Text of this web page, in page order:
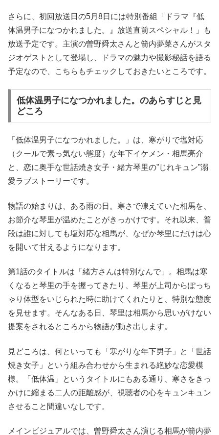
さらに、初回放送日の5月8日には特別番組「ドラマ『低
体温男子になつかれました。』放送直前スペシャル！」も
放送予定です。主演の曽野舜太さんと箭内夢菜さんがスタ
ジオゲストとして登場し、ドラマの魅力や撮影秘話を語る
予定なので、こちらもチェックしておきたいところです。
低体温男子になつかれました。のあらすじと見
どころ
「低体温男子になつかれました。」は、寒がりで塩対応
（クールで素っ気ない態度）な年下イケメン・相馬亮介
と、恋に奥手な世話焼き女子・緒方琴里の”じれキュン”溺
愛ラブストーリーです。
物語の始まりは、ある雨の日。寒さで凍えていた相馬を、
お節介な琴里が温めたことがきっかけです。それ以来、普
段は誰に対しても塩対応な相馬が、なぜか琴里にだけは心
を開いて甘えるようになります。
第1話のタイトルは「緒方さんは特別なんで」。相馬は寒
くなると琴里の手を握ってきたり、琴里が上司からぽっち
ゃり体型をいじられた時に助けてくれたりと、特別な態度
を見せます。そんなある日、琴里は相馬から思いがけない
提案をされるところから物語が動き出します。
見どころは、何といっても「寒がりな年下男子」と「世話
焼き女子」という組み合わせから生まれる絶妙な恋愛模
様。「低体温」というタイトルにもある通り、寒さをきっ
かけに縮まる二人の距離感が、視聴者の心をキュンキュン
させること間違いなしです。
メインビジュアルでは、曽野舜太さん演じる相馬が箭内夢